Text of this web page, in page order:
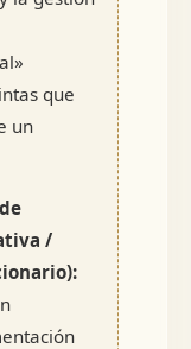
que
un
/